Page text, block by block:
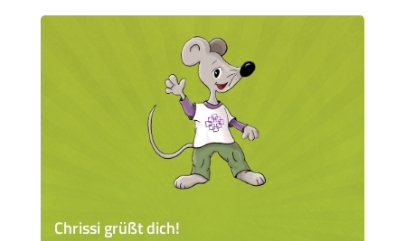
Chrissi grüßt dich!